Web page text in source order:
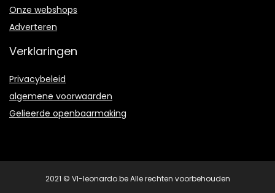
Onze webshops
Adverteren
Verklaringen
Privacybeleid
algemene voorwaarden
Gelieerde openbaarmaking
2021 © Vl-leonardo.be Alle rechten voorbehouden